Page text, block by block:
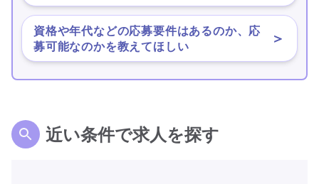
資格や年代などの応募要件はあるのか、応
募可能なのかを教えてほしい
＞
近い条件で求人を探す